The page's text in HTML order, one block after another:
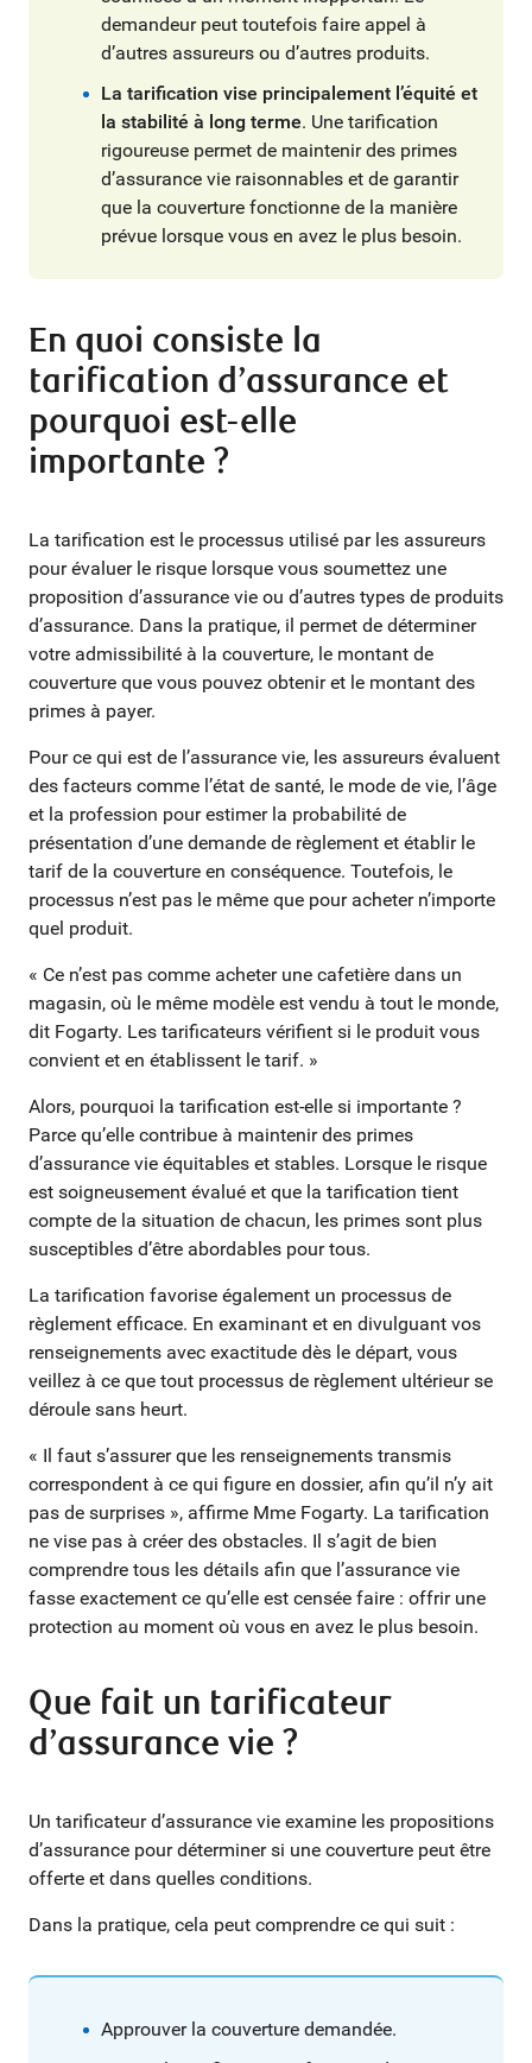
demandeur peut toutefois faire appel à
d’autres assureurs ou d’autres produits.
La tarification vise principalement l’équité et
la stabilité à long terme. Une tarification
rigoureuse permet de maintenir des primes
d’assurance vie raisonnables et de garantir
que la couverture fonctionne de la manière
prévue lorsque vous en avez le plus besoin.
En quoi consiste la
tarification d’assurance et
pourquoi est-elle
importante ?
La tarification est le processus utilisé par les assureurs
pour évaluer le risque lorsque vous soumettez une
proposition d’assurance vie ou d’autres types de produits
d’assurance. Dans la pratique, il permet de déterminer
votre admissibilité à la couverture, le montant de
couverture que vous pouvez obtenir et le montant des
primes à payer.
Pour ce qui est de l’assurance vie, les assureurs évaluent
des facteurs comme l’état de santé, le mode de vie, l’âge
et la profession pour estimer la probabilité de
présentation d’une demande de règlement et établir le
tarif de la couverture en conséquence. Toutefois, le
processus n’est pas le même que pour acheter n’importe
quel produit.
« Ce n’est pas comme acheter une cafetière dans un
magasin, où le même modèle est vendu à tout le monde,
dit Fogarty. Les tarificateurs vérifient si le produit vous
convient et en établissent le tarif. »
Alors, pourquoi la tarification est-elle si importante ?
Parce qu’elle contribue à maintenir des primes
d’assurance vie équitables et stables. Lorsque le risque
est soigneusement évalué et que la tarification tient
compte de la situation de chacun, les primes sont plus
susceptibles d’être abordables pour tous.
La tarification favorise également un processus de
règlement efficace. En examinant et en divulguant vos
renseignements avec exactitude dès le départ, vous
veillez à ce que tout processus de règlement ultérieur se
déroule sans heurt.
« Il faut s’assurer que les renseignements transmis
correspondent à ce qui figure en dossier, afin qu’il n’y ait
pas de surprises », affirme Mme Fogarty. La tarification
ne vise pas à créer des obstacles. Il s’agit de bien
comprendre tous les détails afin que l’assurance vie
fasse exactement ce qu’elle est censée faire : offrir une
protection au moment où vous en avez le plus besoin.
Que fait un tarificateur
d’assurance vie ?
Un tarificateur d’assurance vie examine les propositions
d’assurance pour déterminer si une couverture peut être
offerte et dans quelles conditions.
Dans la pratique, cela peut comprendre ce qui suit :
Approuver la couverture demandée.